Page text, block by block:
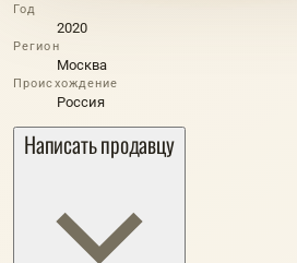
Год
2020
Регион
Москва
Происхождение
Россия
Написать продавцу